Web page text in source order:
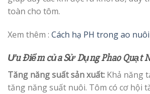
toàn cho tôm.
Xem thêm : Cách hạ PH trong ao
Ưu Điểm của Sử Dụng Phao Quạt
Tăng năng suất sản xuất: Khả năng
tăng năng suất nuôi. Tôm có cơ